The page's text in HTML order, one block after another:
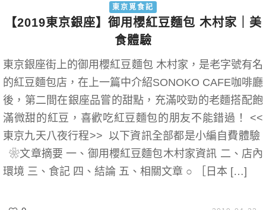
東京覓食記
【2019東京銀座】御用櫻紅豆麵包 木村家｜美
食體驗
東京銀座街上的御用櫻紅豆麵包 木村家，是老字號有名
的紅豆麵包店，在上一篇中介紹SONOKO CAFE咖啡廳
後，第二間在銀座品嘗的甜點，充滿咬勁的老麵搭配飽
滿微甜的紅豆，喜歡吃紅豆麵包的朋友不能錯過！ <<
東京九天八夜行程>> 以下資訊全部都是小編自費體驗
❀文章摘要 一、御用櫻紅豆麵包木村家資訊 二、店內
環境 三、食記 四、結論 五、相關文章 ○ ［日本 […]